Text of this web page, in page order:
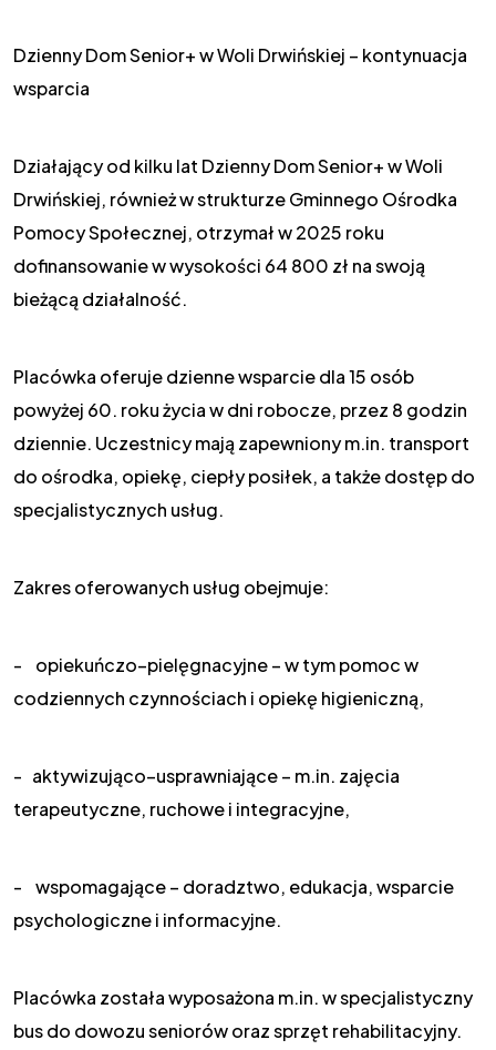
Dzienny Dom Senior+ w Woli Drwińskiej – kontynuacja
wsparcia
Działający od kilku lat Dzienny Dom Senior+ w Woli
Drwińskiej, również w strukturze Gminnego Ośrodka
Pomocy Społecznej, otrzymał w 2025 roku
dofinansowanie w wysokości 64 800 zł na swoją
bieżącą działalność.
Placówka oferuje dzienne wsparcie dla 15 osób
powyżej 60. roku życia w dni robocze, przez 8 godzin
dziennie. Uczestnicy mają zapewniony m.in. transport
do ośrodka, opiekę, ciepły posiłek, a także dostęp do
specjalistycznych usług.
Zakres oferowanych usług obejmuje:
- opiekuńczo–pielęgnacyjne – w tym pomoc w
codziennych czynnościach i opiekę higieniczną,
- aktywizująco–usprawniające – m.in. zajęcia
terapeutyczne, ruchowe i integracyjne,
- wspomagające – doradztwo, edukacja, wsparcie
psychologiczne i informacyjne.
Placówka została wyposażona m.in. w specjalistyczny
bus do dowozu seniorów oraz sprzęt rehabilitacyjny.